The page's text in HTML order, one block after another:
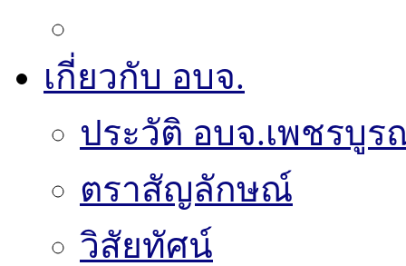
เกี่ยวกับ อบจ.
ประวัติ อบจ.เพชรบูร
ตราสัญลักษณ์
วิสัยทัศน์